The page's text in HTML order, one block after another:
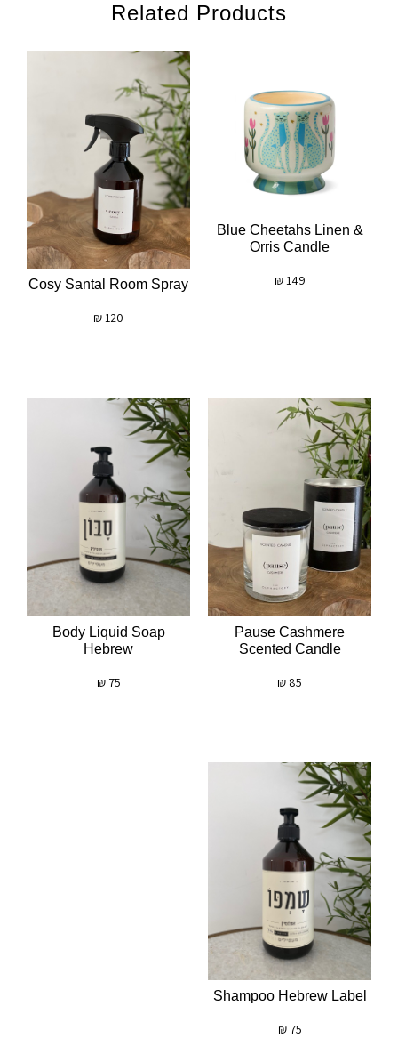
Related Products
Blue Cheetahs Linen &
Orris Candle
149
₪
Cosy Santal Room Spray
120
₪
Pause Cashmere
Scented Candle
85
₪
Body Liquid Soap
Hebrew
75
₪
Shampoo Hebrew Label
75
₪